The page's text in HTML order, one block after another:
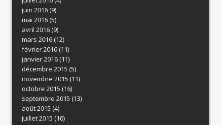
juin 2016(9)
mai 2016(5)
avril 2016(9)
mars 2016(12)
février 2016(11)
janvier 2016(11)
décembre 2015 (5)
novembre 2015 (11)
octobre 2015 (16)
septembre 2015 (13)
août 2015 (4)
juillet 2015 (16)